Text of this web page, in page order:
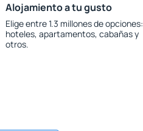
Alojamiento a tu gusto
Elige entre 1.3 millones de opciones:
hoteles, apartamentos, cabañas y
otros.